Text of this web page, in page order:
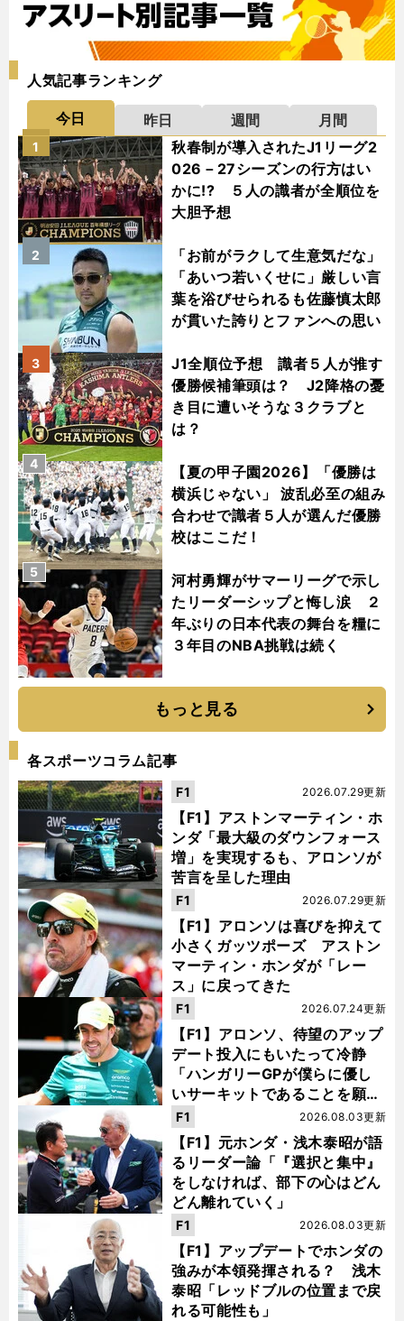
人気記事ランキング
今日 昨日 週間
月間
秋春制が導入されたJ1リーグ2
026－27シーズンの行方はい
かに!? ５人の識者が全順位を
大胆予想
1
「お前がラクして生意気だな」
「あいつ若いくせに」厳しい言
葉を浴びせられるも佐藤慎太郎
が貫いた誇りとファンへの思い
2
J1全順位予想 識者５人が推す
優勝候補筆頭は？ J2降格の憂
き目に遭いそうな３クラブと
は？
3
【夏の甲子園2026】「優勝は
横浜じゃない」 波乱必至の組み
合わせで識者５人が選んだ優勝
校はここだ！
4
河村勇輝がサマーリーグで示し
たリーダーシップと悔し涙 ２
年ぶりの日本代表の舞台を糧に
３年目のNBA挑戦は続く
5
もっと見る
各スポーツコラム記事
【F1】アストンマーティン・ホ
ンダ「最大級のダウンフォース
増」を実現するも、アロンソが
苦言を呈した理由
2026.07.29更新
F1
【F1】アロンソは喜びを抑えて
小さくガッツポーズ アストン
マーティン・ホンダが「レー
ス」に戻ってきた
2026.07.29更新
F1
【F1】アロンソ、待望のアップ
デート投入にもいたって冷静
「ハンガリーGPが僕らに優し
いサーキットであることを願
う」
2026.07.24更新
F1
【F1】元ホンダ・浅木泰昭が語
るリーダー論「『選択と集中』
をしなければ、部下の心はどん
どん離れていく」
2026.08.03更新
F1
【F1】アップデートでホンダの
強みが本領発揮される？ 浅木
泰昭「レッドブルの位置まで戻
れる可能性も」
2026.08.03更新
F1